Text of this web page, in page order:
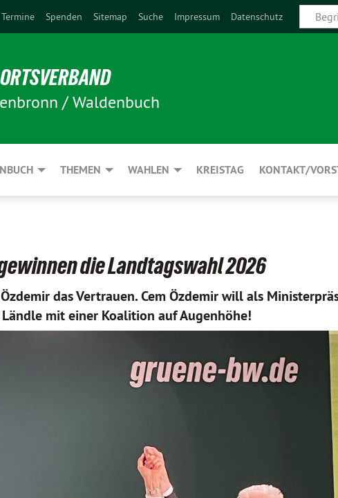
Termine Spenden Sitemap Suche Impressum Datenschutz
/ Waldenbuch
THEMEN WAHLEN KREISTAG KONTAKT/
gewinnen die Landtagswahl 2026
das Vertrauen. Cem Özdemir will als
mit einer Koalition auf Augenhöhe!